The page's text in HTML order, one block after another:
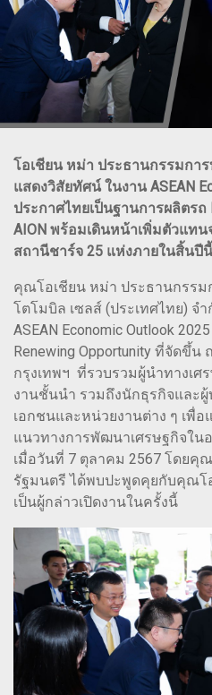
โอเชียน หม่า ประธานกรรมการ
แสดงวิสัยทัศน์ ในงาน ASEAN
ประกาศไทยเป็นฐานการผลิตร
AION พร้อมเดินหน้าเพิ่มตัวแท
สถานีชาร์จ 25 แห่งภายในสิ้นปีนี้
คุณโอเชียน หม่า ประธานกรร
โตโมบิล เซลส์ (ประเทศไทย) จ
ASEAN Economic Outlook
Renewing Opportunity ที่จัดขึ้
กรุงเทพฯ ที่รวบรวมผู้นำทางเศ
งานชั้นนำ รวมถึงนักธุรกิจและ
เอกชนและหน่วยงานต่าง ๆ เพื่
แนวทางการพัฒนาเศรษฐกิจใ
เมื่อวันที่ 7 ตุลาคม 2567 โดยคุ
รัฐมนตรี ได้พบปะพูดคุยกับคุณโ
เป็นผู้กล่าวเปิดงานในครั้งนี้